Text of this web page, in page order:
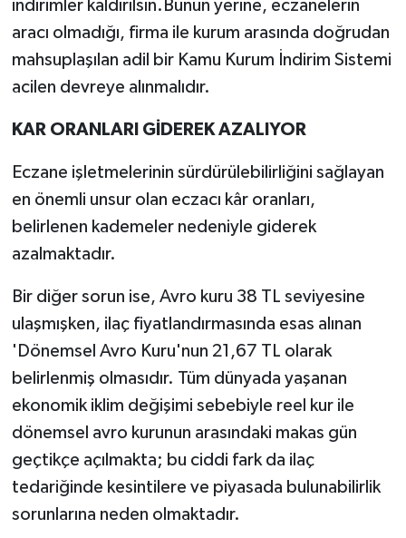
indirimler kaldırılsın.Bunun yerine, eczanelerin
aracı olmadığı, firma ile kurum arasında doğrudan
mahsuplaşılan adil bir Kamu Kurum İndirim Sistemi
acilen devreye alınmalıdır.
KAR ORANLARI GİDEREK AZALIYOR
Eczane işletmelerinin sürdürülebilirliğini sağlayan
en önemli unsur olan eczacı kâr oranları,
belirlenen kademeler nedeniyle giderek
azalmaktadır.
Bir diğer sorun ise, Avro kuru 38 TL seviyesine
ulaşmışken, ilaç fiyatlandırmasında esas alınan
'Dönemsel Avro Kuru'nun 21,67 TL olarak
belirlenmiş olmasıdır. Tüm dünyada yaşanan
ekonomik iklim değişimi sebebiyle reel kur ile
dönemsel avro kurunun arasındaki makas gün
geçtikçe açılmakta; bu ciddi fark da ilaç
tedariğinde kesintilere ve piyasada bulunabilirlik
sorunlarına neden olmaktadır.